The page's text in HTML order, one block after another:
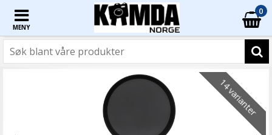
MENY
0
14 varianter